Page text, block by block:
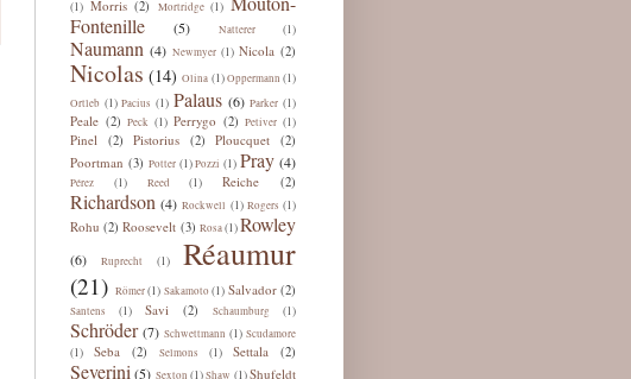
(1) Morris (2) Mortridge (1)
Fontenille
(5) Natterer (1)
Naumann (4) Newmyer (1) Nicola (2)
Nicolas (14) Olina (1)Oppermann (1)
Ortleb (1) Pacius (1) Palaus (6) Parker (1)
Peale (2) Peck (1) Perrygo (2) Petiver (1)
Pinel (2) Pistorius (2) Ploucquet (2)
Poortman (3) Potter (1) Pozzi (1) Pray (4)
Pérez (1) Reed (1) Reiche (2)
Richardson (4) Rockwell (1) Rogers (1)
Rohu (2) Roosevelt (3) Rosa(1)Rowley
(6) Ruprecht (1) Réaumur
(21) Römer (1) Sakamoto (1) Salvador (2)
Santens (1) Savi (2) Schaumburg (1)
Schröder (7) Schwettmann (1) Scudamore
(1) Seba (2) Selmons (1) Settala (2)
Severini (5) Sexton (1)Shaw (1)Shufeldt